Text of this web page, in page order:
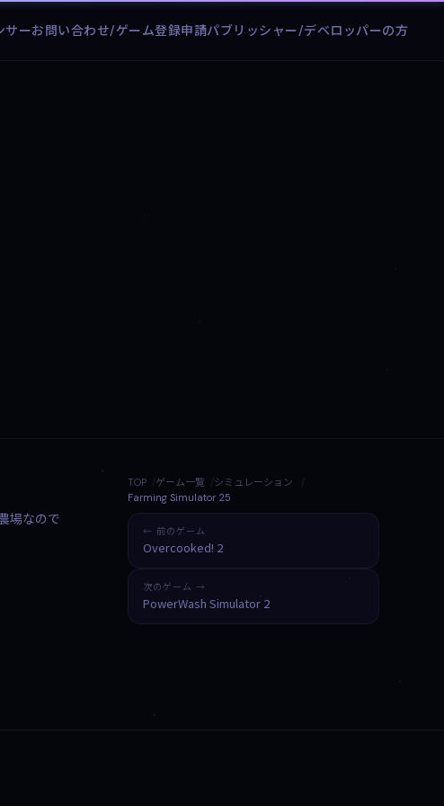
サーお問い合わせ/ゲーム登録申請パブリッシャー/デベロッパーの方
場なので
TOP ゲーム一覧
シミュレーション
Farming Simulator 25
← 前のゲーム
Overcooked! 2
次のゲーム →
PowerWash Simulator 2